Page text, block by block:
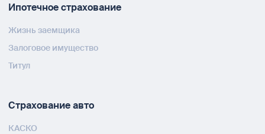
Ипотечное страхование
Жизнь заемщика
Залоговое имущество
Титул
Страхование авто
КАСКО